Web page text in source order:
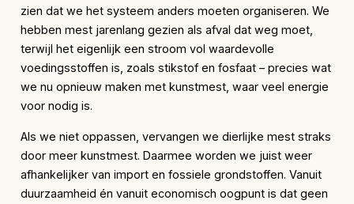
zien dat we het systeem anders moeten organiseren. We
hebben mest jarenlang gezien als afval dat weg moet,
terwijl het eigenlijk een stroom vol waardevolle
voedingsstoffen is, zoals stikstof en fosfaat – precies wat
we nu opnieuw maken met kunstmest, waar veel energie
voor nodig is.
Als we niet oppassen, vervangen we dierlijke mest straks
door meer kunstmest. Daarmee worden we juist weer
afhankelijker van import en fossiele grondstoffen. Vanuit
duurzaamheid én vanuit economisch oogpunt is dat geen